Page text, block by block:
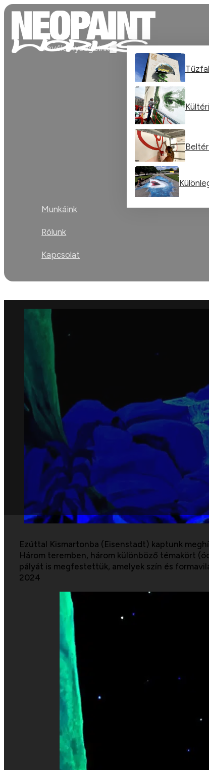
Tevékenységeink
Munkáink
Rólunk
Kapcsolat
Ezúttal Kismartonba (Eisenstadt) kaptunk
Három teremben, három különböző témakört
pályát is megfestettük, amelyek szín és
2024